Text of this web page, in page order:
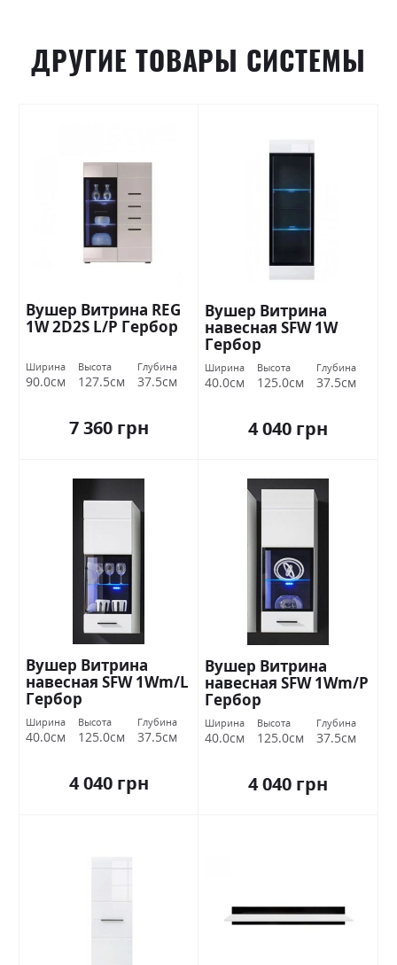
ДРУГИЕ ТОВАРЫ СИСТЕМЫ
Вушер Витрина REG
1W 2D2S L/P Гербор
Ширина
90.0см
Высота
127.5см
Глубина
37.5см
7 360 грн
Вушер Витрина
навесная SFW 1W
Гербор
Ширина
40.0см
Высота
125.0см
Глубина
37.5см
4 040 грн
Вушер Витрина
навесная SFW 1Wm/L
Гербор
Ширина
40.0см
Высота
125.0см
Глубина
37.5см
4 040 грн
Вушер Витрина
навесная SFW 1Wm/Р
Гербор
Ширина
40.0см
Высота
125.0см
Глубина
37.5см
4 040 грн